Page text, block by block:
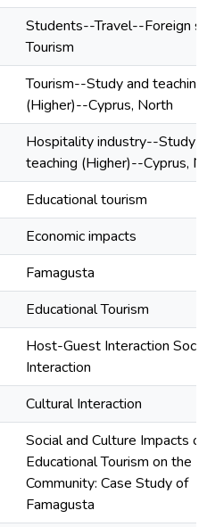
Students--Travel--Foreign
Tourism
Tourism--Study and teaching
(Higher)--Cyprus, North
Hospitality industry--Study
teaching (Higher)--Cyprus,
Educational tourism
Economic impacts
Famagusta
Educational Tourism
Host-Guest Interaction
Interaction
Cultural Interaction
Social and Culture Impacts of
Educational Tourism on the
Community: Case Study of
Famagusta